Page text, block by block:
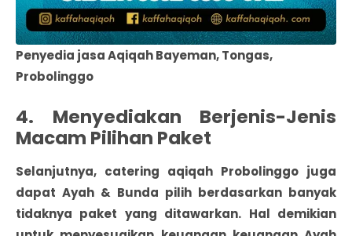
Penyedia jasa Aqiqah Bayeman, Tongas,
Probolinggo
4. Menyediakan Berjenis-Jenis
Macam Pilihan Paket
Selanjutnya, catering aqiqah Probolinggo juga
dapat Ayah & Bunda pilih berdasarkan banyak
tidaknya paket yang ditawarkan. Hal demikian